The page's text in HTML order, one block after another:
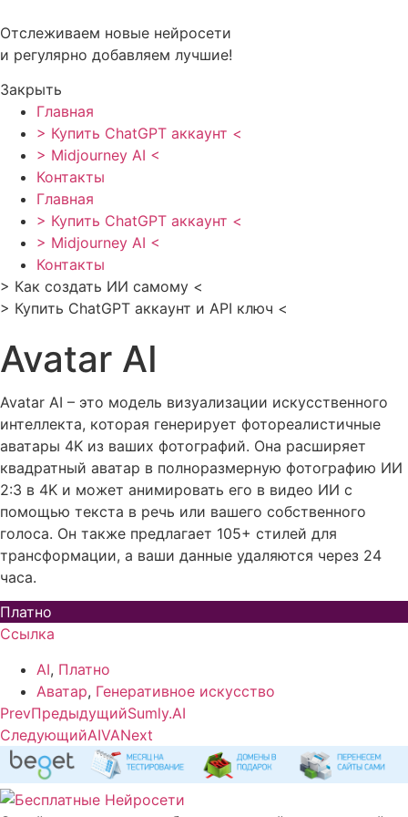
к
содержимому
Отслеживаем новые нейросети
и регулярно добавляем лучшие!
Закрыть
Главная
> Купить ChatGPT аккаунт <
> Midjourney AI <
Контакты
Главная
> Купить ChatGPT аккаунт <
> Midjourney AI <
Контакты
> Как создать ИИ самому <
> Купить ChatGPT аккаунт и API ключ <
Avatar AI
Avatar AI – это модель визуализации искусственного
интеллекта, которая генерирует фотореалистичные
аватары 4K из ваших фотографий. Она расширяет
квадратный аватар в полноразмерную фотографию ИИ
2:3 в 4K и может анимировать его в видео ИИ с
помощью текста в речь или вашего собственного
голоса. Он также предлагает 105+ стилей для
трансформации, а ваши данные удаляются через 24
часа.
Платно
Ссылка
AI, Платно
Аватар, Генеративное искусство
PrevПредыдущийSumly.AI
СледующийAIVANext